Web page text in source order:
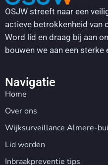
OSJW streeft naar een
actieve betrokkenheid van
Word lid en draag bij aan
bouwen we aan een sterke
Navigatie
Home
Over ons
Wijksurveillance Almere-
Lid worden
Inbraakpreventie tips